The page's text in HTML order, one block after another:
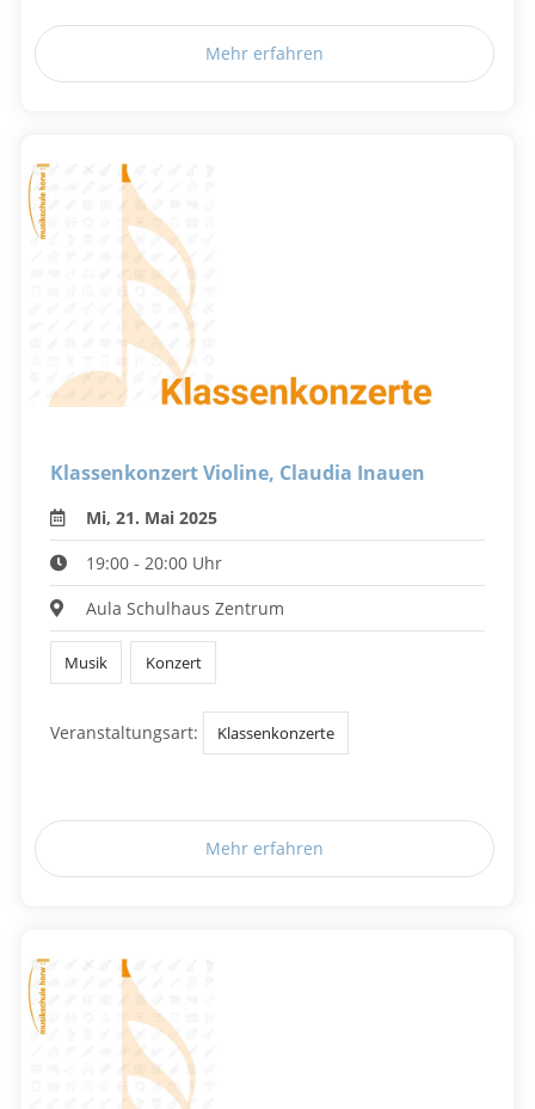
Mehr erfahren
Klassenkonzert Violine, Claudia Inauen
Mi, 21. Mai 2025
19:00 - 20:00 Uhr
Aula Schulhaus Zentrum
Musik Konzert
Veranstaltungsart: Klassenkonzerte
Mehr erfahren